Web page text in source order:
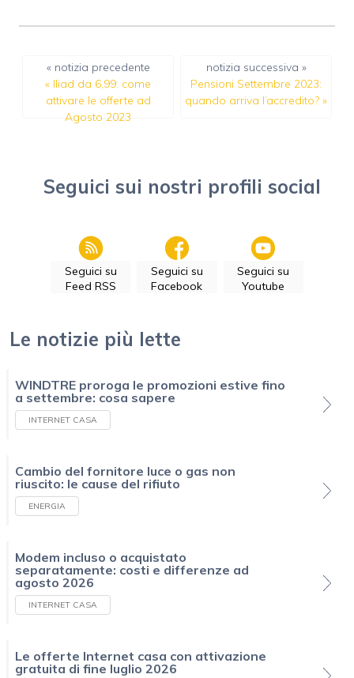
« notizia precedente
« Iliad da 6,99: come
attivare le offerte ad
Agosto 2023
notizia successiva »
Pensioni Settembre 2023:
quando arriva l’accredito? »
Seguici sui nostri profili social
Seguici su
Feed RSS
Seguici su
Facebook
Seguici su
Youtube
Le notizie più lette
WINDTRE proroga le promozioni estive fino
a settembre: cosa sapere
INTERNET CASA
Cambio del fornitore luce o gas non
riuscito: le cause del rifiuto
ENERGIA
Modem incluso o acquistato
separatamente: costi e differenze ad
agosto 2026
INTERNET CASA
Le offerte Internet casa con attivazione
gratuita di fine luglio 2026